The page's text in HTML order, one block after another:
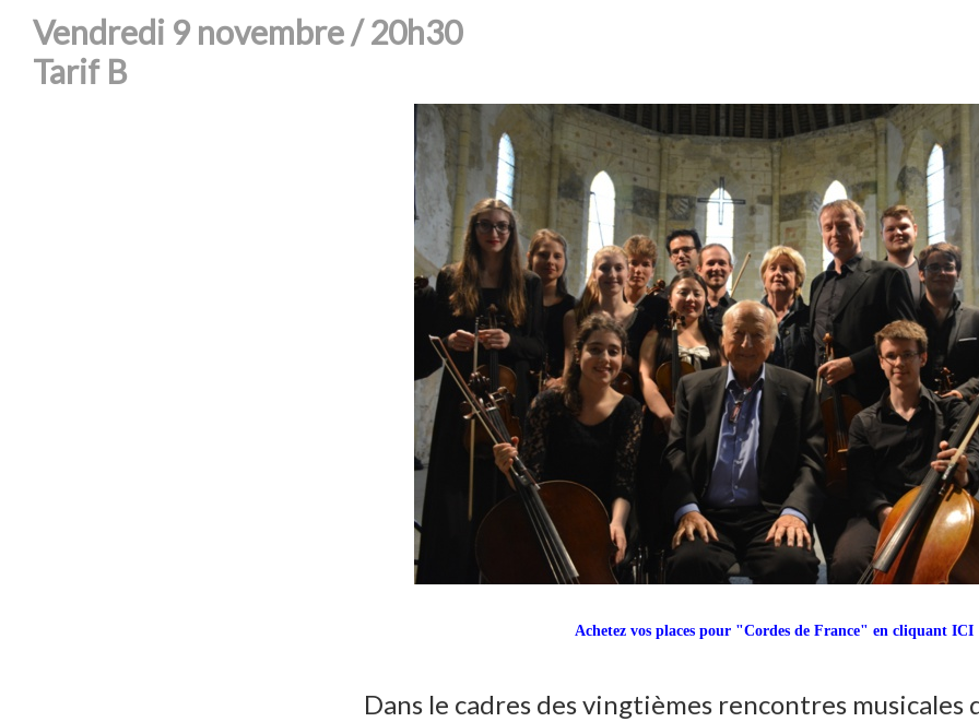
Vendredi 9 novembre / 20h30
Tarif B
Achetez vos places pour "Cordes de France" en cliquant ICI
Dans le cadres des vingtièmes rencontres musicales